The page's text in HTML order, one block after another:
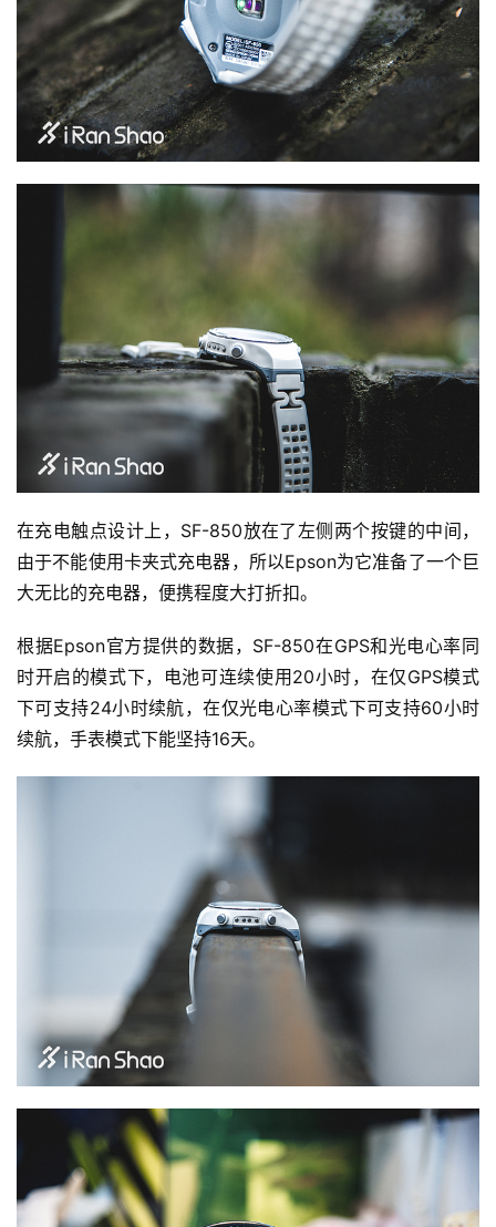
比
赛
观
察
装
备
练
运
在充电触点设计上，SF-850放在了左侧两个按键的中间，
由于不能使用卡夹式充电器，所以Epson为它准备了一个巨
大无比的充电器，便携程度大打折扣。
根据Epson官方提供的数据，SF-850在GPS和光电心率同
时开启的模式下，电池可连续使用20小时，在仅GPS模式
下可支持24小时续航，在仅光电心率模式下可支持60小时
续航，手表模式下能坚持16天。